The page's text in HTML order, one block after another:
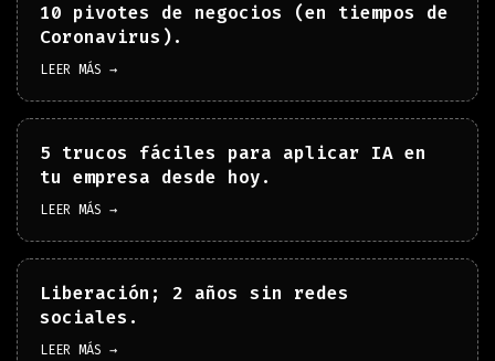
10 pivotes de negocios (en tiempos de
Coronavirus).
LEER MÁS →
5 trucos fáciles para aplicar IA en
tu empresa desde hoy.
LEER MÁS →
Liberación; 2 años sin redes
sociales.
LEER MÁS →